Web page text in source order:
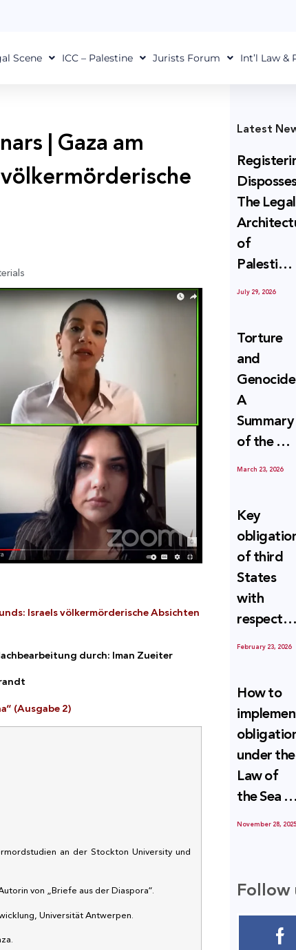
Scene ICC – Palestine Jurists Forum Int’l Law &
| Gaza am
Israels völkermörderische Absichten
durch: Iman Zueiter
(Ausgabe 2)
an der Stockton University und
von „Briefe aus der Diaspora“.
Universität Antwerpen.
Latest
The Legal
of
Palestinian
Land
and
Erasure
July 29, 2026
Torture
and
A
Summary
of the UN
Special
Report on
Israel’s
Use of
Torture
against
since 7
2023
March 23, 2026
Key
of third
States
with
respect
to the
activities
sustaining
-in whole
or in part-
the
relevant
wrongful
February 23, 2026
How to
under the
Law of
the Sea to
prevent
transfers
to Israel?
November 28, 2025
Follow